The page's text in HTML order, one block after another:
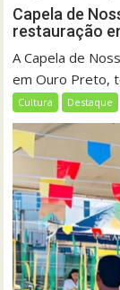
Capela de
restauração
A Capela de
em Ouro Preto,
Cultura Destaque